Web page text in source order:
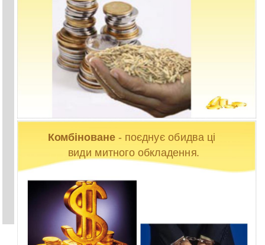
Комбіноване - поєднує обидва ці
види митного обкладення.